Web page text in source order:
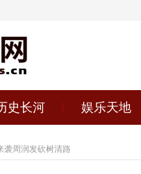
史长河 娱乐天地
袭周润发砍树清路